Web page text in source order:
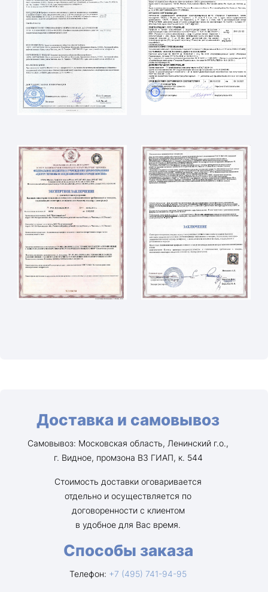
Доставка и самовывоз
Самовывоз: Московская область, Ленинский г.о.,
г. Видное, промзона ВЗ ГИАП, к. 544
Стоимость доставки оговаривается
отдельно и осуществляется по
договоренности с клиентом
в удобное для Вас время.
Способы заказа
Телефон: +7 (495) 741-94-95